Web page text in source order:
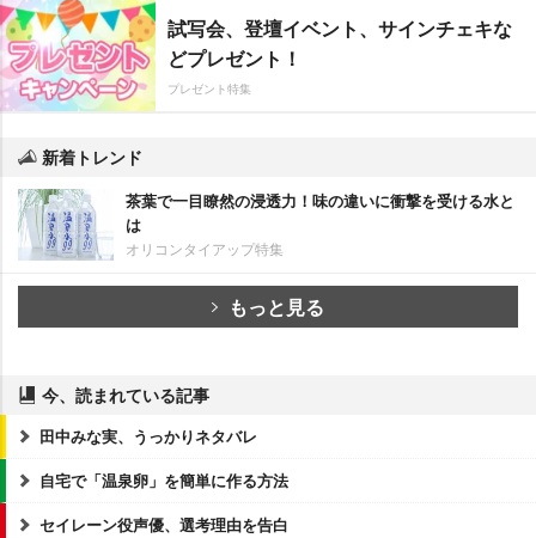
試写会、登壇イベント、サインチェキな
どプレゼント！
プレゼント特集
新着トレンド
茶葉で一目瞭然の浸透力！味の違いに衝撃を受ける水と
は
オリコンタイアップ特集
もっと見る
今、読まれている記事
田中みな実、うっかりネタバレ
自宅で「温泉卵」を簡単に作る方法
セイレーン役声優、選考理由を告白